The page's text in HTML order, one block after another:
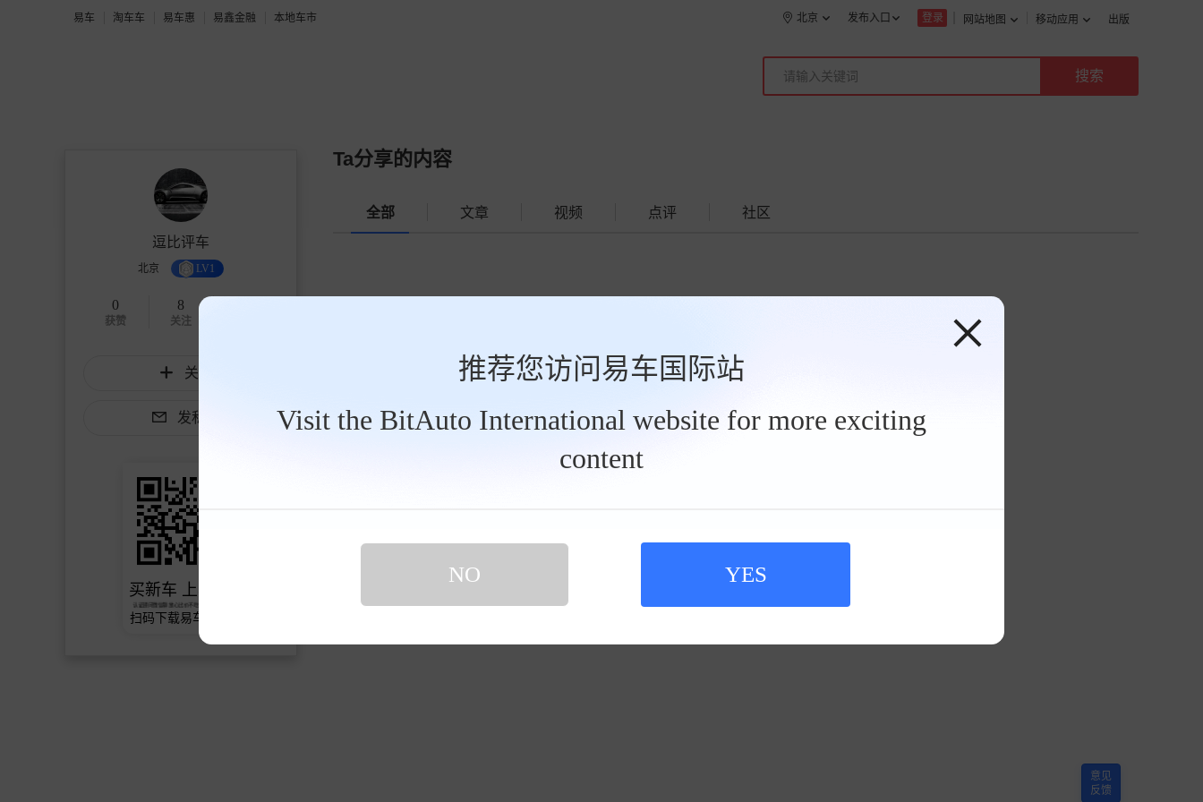
易车 淘车车 易车惠 易鑫金融 本地车市 网站地图 移动应用 出版
登录
发布入口
北京
推荐您访问易车国际站
Visit the BitAuto International website for more exciting
content
NO YES
逗比评车
北京 LV1
0
获赞
8
关注
关注
发私信
买新车 上易车
认证顾问微信聊 放心比价不吃亏
扫码下载易车APP
Ta分享的内容
全部 文章 视频 点评 社区
意见
反馈